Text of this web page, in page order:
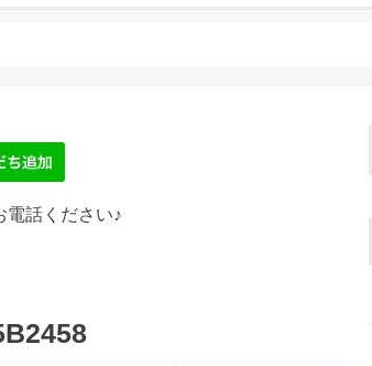
電話ください♪